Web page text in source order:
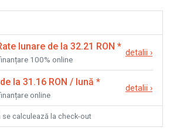
lunare de la 32.21 RON *
100% online
detalii ›
de la 31.16 RON / lună *
online
detalii ›
calculează la check-out